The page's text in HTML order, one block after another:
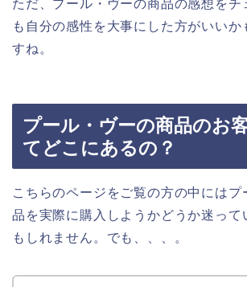
ただ、プール・ヴーの商品の感想をチ
も自分の感性を大事にした方がいいか
すね。
プール・ヴーの商品のお
てどこにあるの？
こちらのページをご覧の方の中にはプ
品を実際に購入しようかどうか迷って
もしれません。でも、、、。